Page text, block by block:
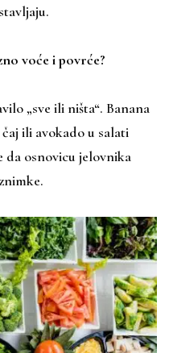
voće i povrće?
„sve ili ništa“. Banana
ili avokado u salati
osnovicu jelovnika